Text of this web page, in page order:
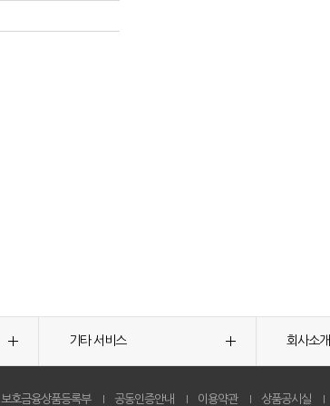
기타 서비스 회사소개
보호금융상품등록부 공동인증안내 이용약관 상품공시실